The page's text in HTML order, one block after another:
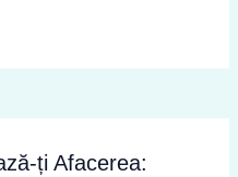
ți Afacerea: